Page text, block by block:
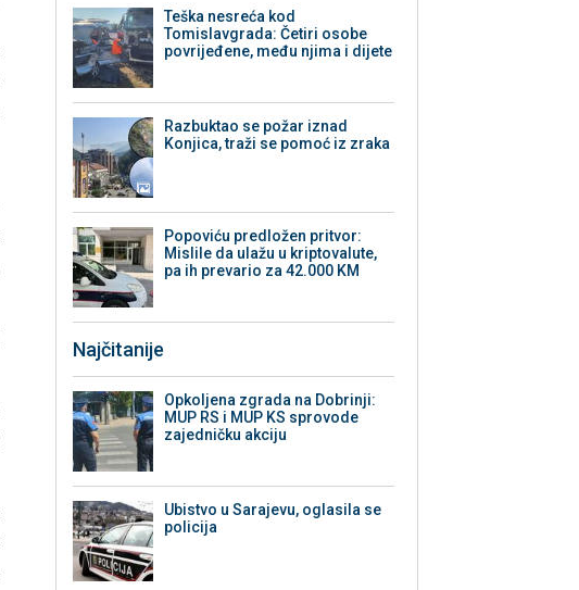
Teška nesreća kod
Tomislavgrada: Četiri osobe
povrijeđene, među njima i dijete
Razbuktao se požar iznad
Konjica, traži se pomoć iz zraka
Popoviću predložen pritvor:
Mislile da ulažu u kriptovalute,
pa ih prevario za 42.000 KM
Najčitanije
Opkoljena zgrada na Dobrinji:
MUP RS i MUP KS sprovode
zajedničku akciju
Ubistvo u Sarajevu, oglasila se
policija